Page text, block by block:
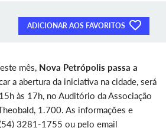
ADICIONAR AOS FAVORITOS
mês, Nova Petrópolis passa a
a abertura da iniciativa na cidade, será
às 17h, no Auditório da Associação
1.700. As informações e
3281-1755 ou pelo email